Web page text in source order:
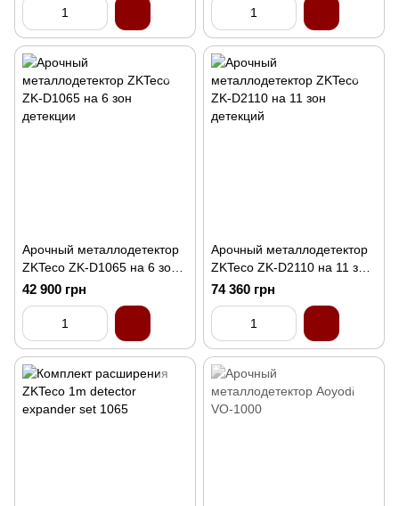
аккумулятором
Арочный металлодетектор
ZKTeco ZK-D1065 на 6 зон
детекции
42 900 грн
Арочный металлодетектор
ZKTeco ZK-D2110 на 11 зон
детекций
74 360 грн